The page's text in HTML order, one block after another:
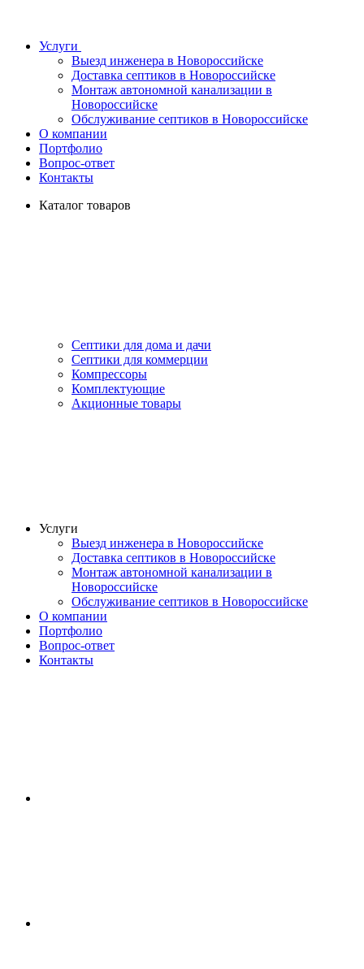
Услуги
Выезд инженера в Новороссийске
Доставка септиков в Новороссийске
Монтаж автономной канализации в
Новороссийске
Обслуживание септиков в Новороссийске
О компании
Портфолио
Вопрос-ответ
Контакты
Каталог товаров
Септики для дома и дачи
Септики для коммерции
Компрессоры
Комплектующие
Акционные товары
Услуги
Выезд инженера в Новороссийске
Доставка септиков в Новороссийске
Монтаж автономной канализации в
Новороссийске
Обслуживание септиков в Новороссийске
О компании
Портфолио
Вопрос-ответ
Контакты